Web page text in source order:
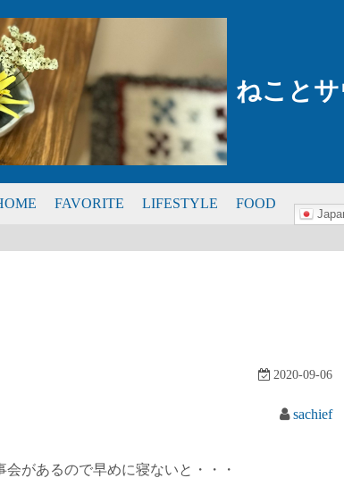
ねこと
FAVORITE LIFESTYLE FOOD
2020-09-06
sachief
があるので早めに寝ないと・・・